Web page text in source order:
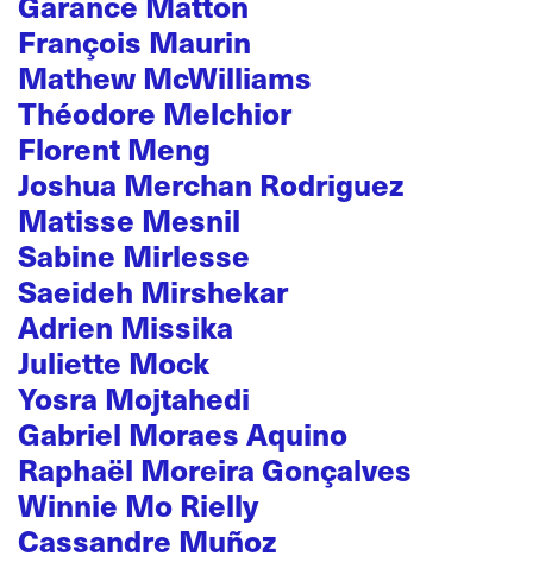
François Maurin
Mathew McWilliams
Théodore Melchior
Florent Meng
Joshua Merchan Rodriguez
Matisse Mesnil
Sabine Mirlesse
Saeideh Mirshekar
Adrien Missika
Juliette Mock
Yosra Mojtahedi
Gabriel Moraes Aquino
Raphaël Moreira Gonçalves
Winnie Mo Rielly
Cassandre Muñoz